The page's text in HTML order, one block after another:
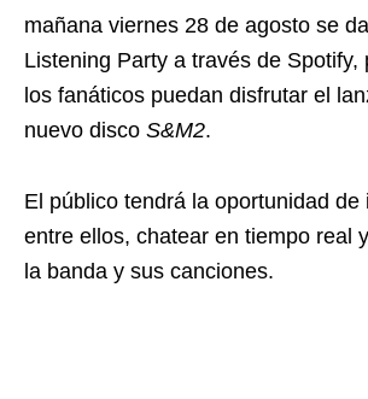
mañana viernes 28 de agosto se
Listening Party a través de Spotify,
los fanáticos puedan disfrutar el
nuevo disco S&M2.
El público tendrá la oportunidad de
entre ellos, chatear en tiempo real
la banda y sus canciones.